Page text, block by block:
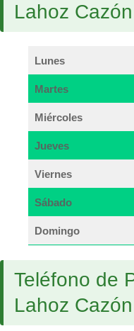
Lahoz Cazón
Lunes
Martes
Miércoles
Jueves
Viernes
Sábado
Domingo
Teléfono de
Lahoz Cazón